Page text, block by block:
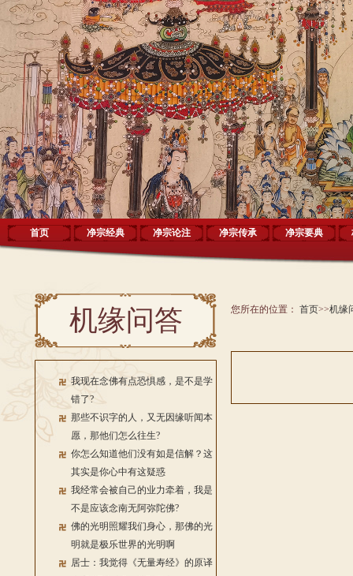
首页 净宗经典 净宗论注 净宗传承 净宗要典
机缘问答
我现在念佛有点恐惧感，是不是学
错了?
那些不识字的人，又无因缘听闻本
愿，那他们怎么往生?
你怎么知道他们没有如是信解？这
其实是你心中有这疑惑
我经常会被自己的业力牵着，我是
不是应该念南无阿弥陀佛?
佛的光明照耀我们身心，那佛的光
明就是极乐世界的光明啊
居士：我觉得《无量寿经》的原译
您所在的位置： 首页>>机缘